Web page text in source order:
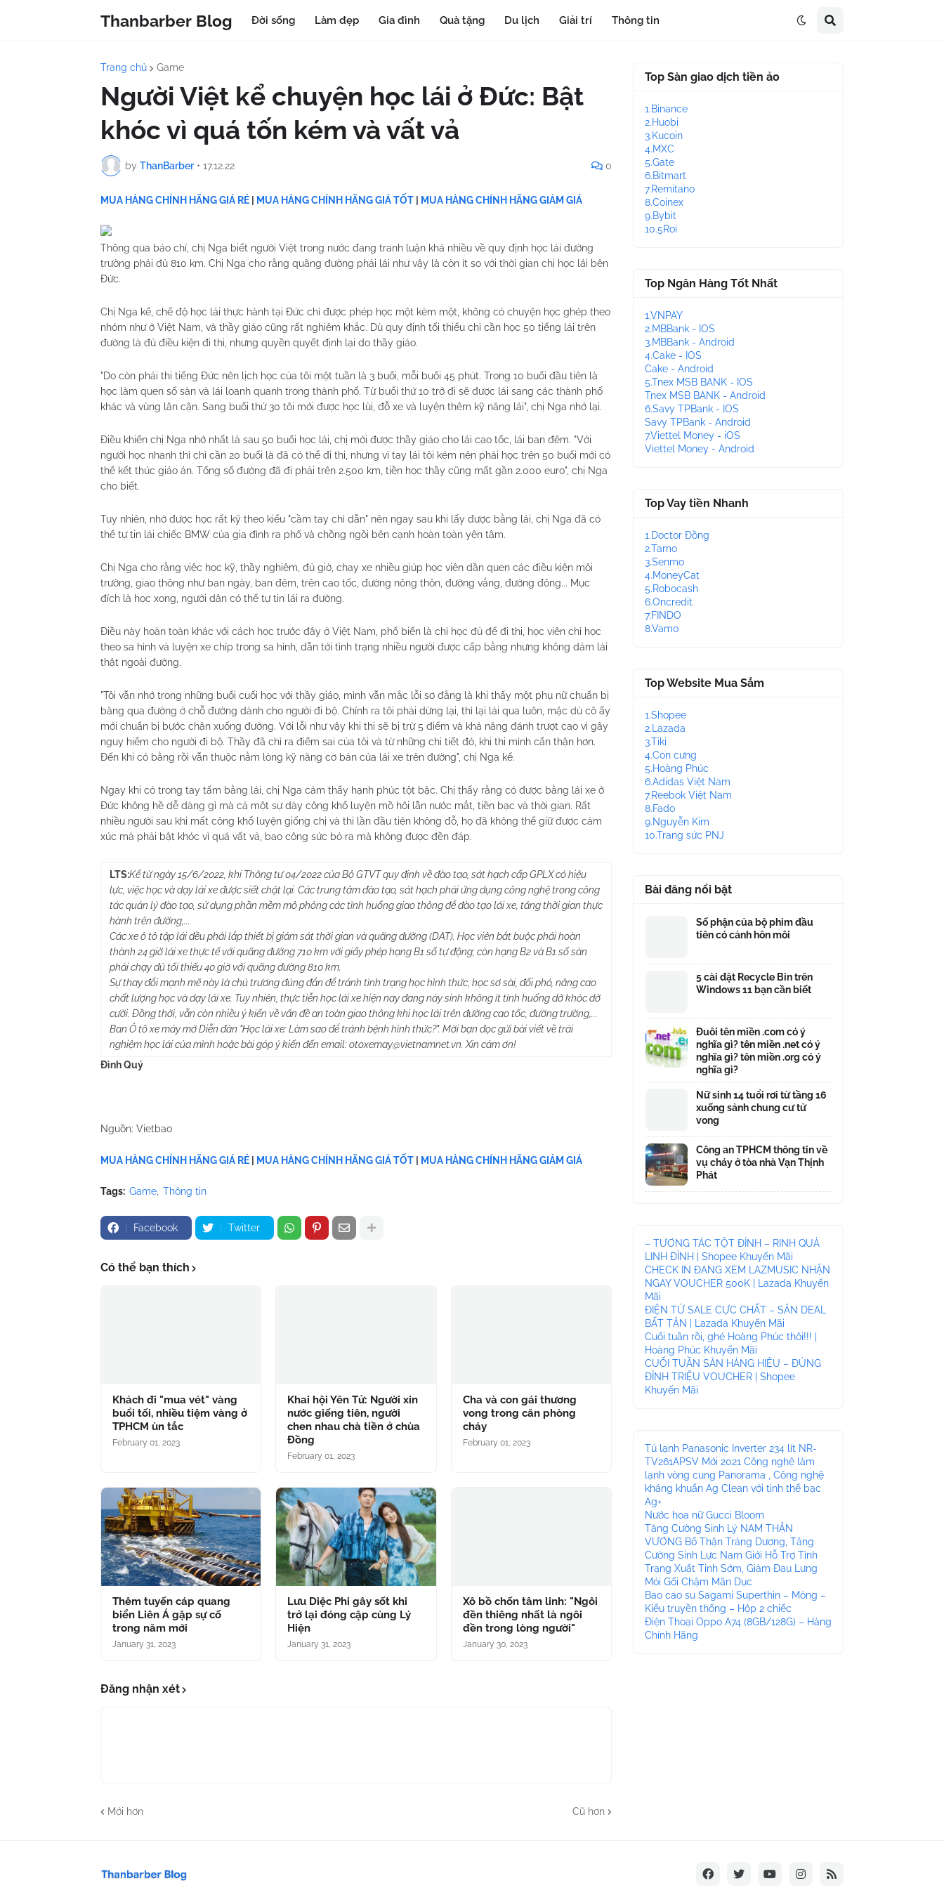
Thanbarber Blog Đời sống Làm đẹp Gia đình Quà tặng Du lịch Giải trí Thông tin
Trang chủ Game
Người Việt kể chuyện học lái ở Đức: Bật
khóc vì quá tốn kém và vất vả
by ThanBarber • 17.12.22 0
MUA HÀNG CHÍNH HÃNG GIÁ RẺ MUA HÀNG CHÍNH HÃNG GIÁ TỐT MUA HÀNG CHÍNH HÃNG GIẢM GIÁ
Thông qua báo chí, chị Nga biết người Việt trong nước đang tranh luận khá nhiều về quy định học lái đường
trường phải đủ 810 km. Chị Nga cho rằng quãng đường phải lái như vậy là còn ít so với thời gian chị học lái bên
Đức.
Chị Nga kể, chế độ học lái thực hành tại Đức chỉ được phép học một kèm một, không có chuyện học ghép theo
nhóm như ở Việt Nam, và thầy giáo cũng rất nghiêm khắc. Dù quy định tối thiểu chỉ cần học 50 tiếng lái trên
đường là đủ điều kiện đi thi, nhưng quyền quyết định lại do thầy giáo.
"Do còn phải thi tiếng Đức nên lịch học của tôi một tuần là 3 buổi, mỗi buổi 45 phút. Trong 10 buổi đầu tiên là
học làm quen số sàn và lái loanh quanh trong thành phố. Từ buổi thứ 10 trở đi sẽ được lái sang các thành phố
khác và vùng lân cận. Sang buổi thứ 30 tôi mới được học lùi, đỗ xe và luyện thêm kỹ năng lái", chị Nga nhớ lại.
Điều khiến chị Nga nhớ nhất là sau 50 buổi học lái, chị mới được thầy giáo cho lái cao tốc, lái ban đêm. "Với
người học nhanh thì chỉ cần 20 buổi là đã có thể đi thi, nhưng vì tay lái tôi kém nên phải học trên 50 buổi mới có
thể kết thúc giáo án. Tổng số đường đã đi phải trên 2.500 km, tiền học thầy cũng mất gần 2.000 euro", chị Nga
cho biết.
Tuy nhiên, nhờ được học rất kỹ theo kiểu "cầm tay chỉ dẫn" nên ngay sau khi lấy được bằng lái, chị Nga đã có
thể tự tin lái chiếc BMW của gia đình ra phố và chồng ngồi bên cạnh hoàn toàn yên tâm.
Chị Nga cho rằng việc học kỹ, thầy nghiêm, đủ giờ, chạy xe nhiều giúp học viên dần quen các điều kiện môi
trường, giao thông như ban ngày, ban đêm, trên cao tốc, đường nông thôn, đường vắng, đường đông... Mục
đích là học xong, người dân có thể tự tin lái ra đường.
Điều này hoàn toàn khác với cách học trước đây ở Việt Nam, phổ biến là chỉ học đủ để đi thi, học viên chỉ học
theo sa hình và luyện xe chíp trong sa hình, dẫn tới tình trạng nhiều người được cấp bằng nhưng không dám lái
thật ngoài đường.
"Tôi vẫn nhớ trong những buổi cuối học với thầy giáo, mình vẫn mắc lỗi sơ đẳng là khi thấy một phụ nữ chuẩn bị
băng qua đường ở chỗ đường dành cho người đi bộ. Chính ra tôi phải dừng lại, thì lại lái qua luôn, mặc dù cô ấy
mới chuẩn bị bước chân xuống đường. Với lỗi như vậy khi thi sẽ bị trừ 5 điểm và khả năng đánh trượt cao vì gây
nguy hiểm cho người đi bộ. Thầy đã chỉ ra điểm sai của tôi và từ những chi tiết đó, khi thi mình cẩn thận hơn.
Đến khi có bằng rồi vẫn thuộc nằm lòng kỹ năng cơ bản của lái xe trên đường", chị Nga kể.
Ngay khi có trong tay tấm bằng lái, chị Nga cảm thấy hạnh phúc tột bậc. Chị thấy rằng có được bằng lái xe ở
Đức không hề dễ dàng gì mà cả một sự dày công khổ luyện mồ hôi lẫn nước mắt, tiền bạc và thời gian. Rất
nhiều người sau khi mất công khổ luyện giống chị và thi lần đầu tiên không đỗ, họ đã không thể giữ được cảm
xúc mà phải bật khóc vì quá vất vả, bao công sức bỏ ra mà không được đền đáp.
LTS:Kể từ ngày 15/6/2022, khi Thông tư 04/2022 của Bộ GTVT quy định về đào tạo, sát hạch cấp GPLX có hiệu
lực, việc học và dạy lái xe được siết chặt lại. Các trung tâm đào tạo, sát hạch phải ứng dụng công nghệ trong công
tác quản lý đào tạo, sử dụng phần mềm mô phỏng các tình huống giao thông để đào tạo lái xe, tăng thời gian thực
hành trên đường,...
Các xe ô tô tập lái đều phải lắp thiết bị giám sát thời gian và quãng đường (DAT). Học viên bắt buộc phải hoàn
thành 24 giờ lái xe thực tế với quãng đường 710 km với giấy phép hạng B1 số tự động; còn hạng B2 và B1 số sàn
phải chạy đủ tối thiếu 40 giờ với quãng đường 810 km.
Sự thay đổi mạnh mẽ này là chủ trương đúng đắn để tránh tình trạng học hình thức, học sơ sài, đối phó, nâng cao
chất lượng học và dạy lái xe. Tuy nhiên, thực tiễn học lái xe hiện nay đang nảy sinh không ít tình huống dở khóc dở
cười. Đồng thời, vẫn còn nhiều ý kiến về vấn đề an toàn giao thông khi học lái trên đường cao tốc, đường trường,...
Ban Ô tô xe máy mở Diễn đàn "Học lái xe: Làm sao để tránh bệnh hình thức?". Mời bạn đọc gửi bài viết về trải
nghiệm học lái của mình hoặc bài góp ý kiến đến email: otoxemay@vietnamnet.vn. Xin cảm ơn!
Đình Quý
Nguồn: Vietbao
MUA HÀNG CHÍNH HÃNG GIÁ RẺ MUA HÀNG CHÍNH HÃNG GIÁ TỐT MUA HÀNG CHÍNH HÃNG GIẢM GIÁ
Tags: Game Thông tin
Facebook Twitter
Có thể bạn thích
Khách đi "mua vét" vàng
buổi tối, nhiều tiệm vàng ở
TPHCM ùn tắc
February 01, 2023
Khai hội Yên Tử: Người xin
nước giếng tiên, người
chen nhau chà tiền ở chùa
Đồng
February 01, 2023
Cha và con gái thương
vong trong căn phòng
cháy
February 01, 2023
Thêm tuyến cáp quang
biển Liên Á gặp sự cố
trong năm mới
January 31, 2023
Lưu Diệc Phi gây sốt khi
trở lại đóng cặp cùng Lý
Hiện
January 31, 2023
Xô bồ chốn tâm linh: "Ngôi
đền thiêng nhất là ngôi
đền trong lòng người"
January 30, 2023
Đăng nhận xét
Mới hơn Cũ hơn
Top Sàn giao dịch tiền ảo
1.Binance
2.Huobi
3.Kucoin
4.MXC
5.Gate
6.Bitmart
7.Remitano
8.Coinex
9.Bybit
10.5Roi
Top Ngân Hàng Tốt Nhất
1.VNPAY
2.MBBank - IOS
3.MBBank - Android
4.Cake - IOS
Cake - Android
5.Tnex MSB BANK - IOS
Tnex MSB BANK - Android
6.Savy TPBank - IOS
Savy TPBank - Android
7.Viettel Money - iOS
Viettel Money - Android
Top Vay tiền Nhanh
1.Doctor Đồng
2.Tamo
3.Senmo
4.MoneyCat
5.Robocash
6.Oncredit
7.FINDO
8.Vamo
Top Website Mua Sắm
1.Shopee
2.Lazada
3.Tiki
4.Con cưng
5.Hoàng Phúc
6.Adidas Việt Nam
7.Reebok Việt Nam
8.Fado
9.Nguyễn Kim
10.Trang sức PNJ
Bài đăng nổi bật
Số phận của bộ phim đầu
tiên có cảnh hôn môi
5 cài đặt Recycle Bin trên
Windows 11 bạn cần biết
Đuôi tên miền .com có ý
nghĩa gì? tên miền .net có ý
nghĩa gì? tên miền .org có ý
nghĩa gì?
Nữ sinh 14 tuổi rơi từ tầng 16
xuống sảnh chung cư tử
vong
Công an TPHCM thông tin về
vụ cháy ở tòa nhà Vạn Thịnh
Phát
– TƯƠNG TÁC TỘT ĐỈNH – RINH QUÀ
LINH ĐÌNH | Shopee Khuyến Mãi
CHECK IN ĐANG XEM LAZMUSIC NHẬN
NGAY VOUCHER 500K | Lazada Khuyến
Mãi
ĐIỆN TỬ SALE CỰC CHẤT – SĂN DEAL
BẤT TẬN | Lazada Khuyến Mãi
Cuối tuần rồi, ghé Hoàng Phúc thôi!!! |
Hoàng Phúc Khuyến Mãi
CUỐI TUẦN SĂN HÀNG HIỆU – ĐỦNG
ĐỈNH TRIỆU VOUCHER | Shopee
Khuyến Mãi
Tủ lạnh Panasonic Inverter 234 lít NR-
TV261APSV Mới 2021 Công nghệ làm
lạnh vòng cung Panorama , Công nghệ
kháng khuẩn Ag Clean với tinh thể bạc
Ag+
Nước hoa nữ Gucci Bloom
Tăng Cường Sinh Lý NAM THẬN
VƯƠNG Bổ Thận Tráng Dương, Tăng
Cường Sinh Lực Nam Giới Hỗ Trợ Tình
Trạng Xuất Tinh Sớm, Giảm Đau Lưng
Mỏi Gối Chậm Mãn Dục
Bao cao su Sagami Superthin – Mỏng –
Kiểu truyền thống – Hộp 2 chiếc
Điện Thoại Oppo A74 (8GB/128G) – Hàng
Chính Hãng